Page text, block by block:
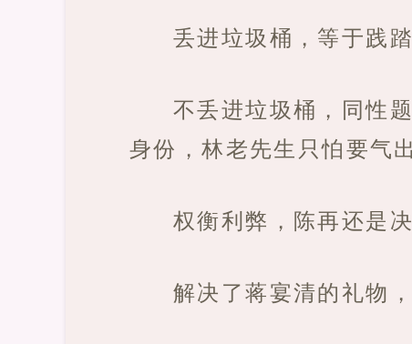
丢进垃圾桶，等于践
不丢进垃圾桶，同性
身份，林老先生只怕要气
权衡利弊，陈再还是
解决了蒋宴清的礼物